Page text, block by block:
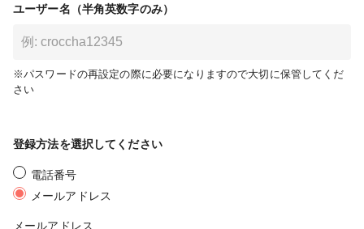
ユーザー名（半角英数字のみ）
※パスワードの再設定の際に必要になりますので大切に保管してくだ
さい
登録方法を選択してください
電話番号
メールアドレス
メールアドレス